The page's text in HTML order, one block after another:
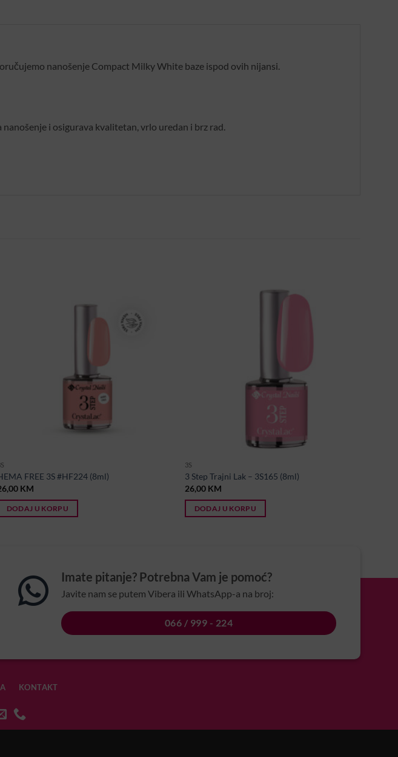
nanošenje Compact Milky White baze ispod ovih nijansi.
i osigurava kvalitetan, vrlo uredan i brz rad.
FREE 3S #HF224 (8ml)
KM
DODAJ U KORPU
3S
3 Step Trajni Lak – 3S165 (8ml)
26,00 KM
DODAJ U KORPU
Imate pitanje? Potrebna Vam je pomoć?
Javite nam se putem Vibera ili WhatsApp-a na broj:
066 / 999 - 224
KONTAKT